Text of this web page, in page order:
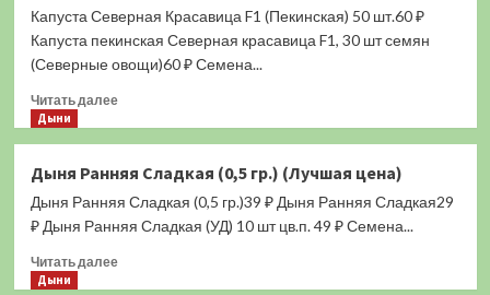
(Пекинская)
(Лучшая
цена)
Капуста Северная Красавица F1 (Пекинская) 50 шт.60 ₽
Капуста пекинская Северная красавица F1, 30 шт семян
(Северные овощи)60 ₽ Семена...
Читать далееПрочитать
Северная
Красавица
F1
50
Дыни
Дыня Ранняя Сладкая (0,5 гр.) (Лучшая цена)
Дыня Ранняя Сладкая (0,5 гр.)39 ₽ Дыня Ранняя Сладкая29
₽ Дыня Ранняя Сладкая (УД) 10 шт цв.п. 49 ₽ Семена...
Читать далееПрочитать
Дыни